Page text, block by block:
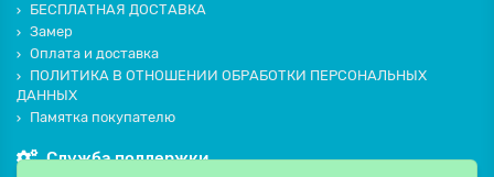
БЕСПЛАТНАЯ ДОСТАВКА
Замер
Оплата и доставка
ПОЛИТИКА В ОТНОШЕНИИ ОБРАБОТКИ ПЕРСОНАЛЬНЫХ
ДАННЫХ
Памятка покупателю
Служба поддержки